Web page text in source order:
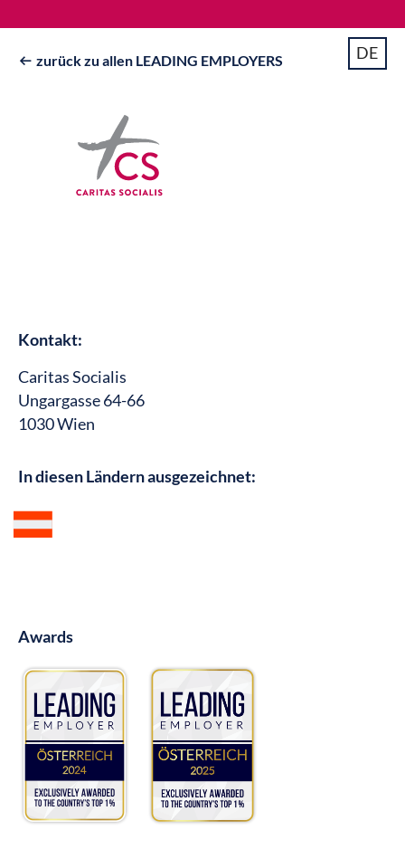
 zurück zu allen LEADING EMPLOYERS DE
Kontakt:
Caritas Socialis
Ungargasse 64-66
1030 Wien
In diesen Ländern ausgezeichnet:
Awards